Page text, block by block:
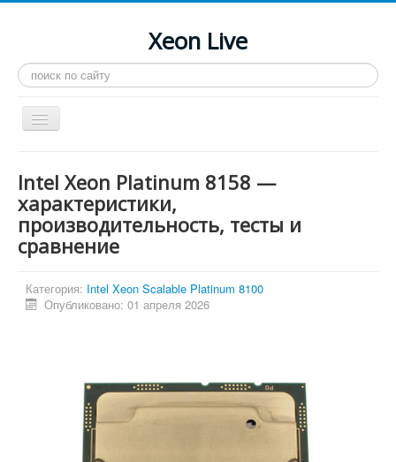
Xeon Live
Искать...
Toggle
Navigation
LGA 2011-3
LGA 2011
Процессоры
Инструкции
Рейтинги
Intel Xeon Platinum 8158 —
характеристики,
производительность, тесты и
сравнение
Категория: Intel Xeon Scalable Platinum 8100
Опубликовано: 01 апреля 2026